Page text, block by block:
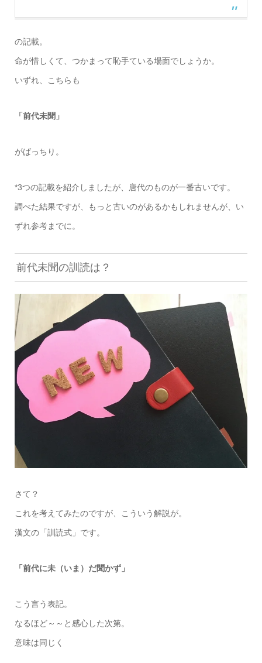
の記載。
命が惜しくて、つかまって恥手ている場面でしょうか。
いずれ、こちらも
「前代未聞」
がばっちり。
*3つの記載を紹介しましたが、唐代のものが一番古いです。
調べた結果ですが、もっと古いのがあるかもしれませんが、い
ずれ参考までに。
前代未聞の訓読は？
さて？
これを考えてみたのですが、こういう解説が。
漢文の「訓読式」です。
「前代に未（いま）だ聞かず」
こう言う表記。
なるほど～～と感心した次第。
意味は同じく